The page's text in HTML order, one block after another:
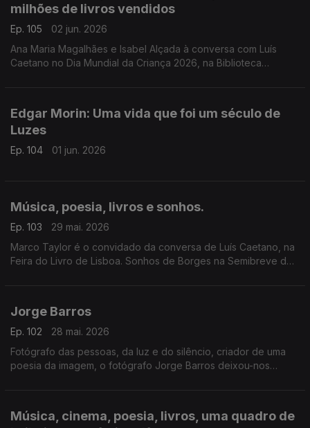
milhões de livros vendidos
Ep. 105
02 jun. 2026
Ana Maria Magalhães e Isabel Alçada à conversa com Luís
Caetano no Dia Mundial da Criança 2026, na Biblioteca
Edgar Morin: Uma vida que foi um século de
Luzes
Ep. 104 01 jun. 2026
Música, poesia, livros e sonhos.
Ep. 103
29 mai. 2026
Marco Taylor é o convidado da conversa de Luís Caetano, na
Feira do Livro de Lisboa. Sonhos de Borges na Semibreve de
Jorge Barros
Ep. 102
28 mai. 2026
Fotógrafo das pessoas, da luz e do silêncio, criador de uma
poesia da imagem, o fotógrafo Jorge Barros deixou-nos
Música, cinema, poesia, livros, uma quadro de